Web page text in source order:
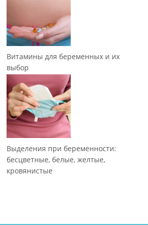
Витамины для беременных и их
выбор
Выделения при беременности:
бесцветные, белые, желтые,
кровянистые